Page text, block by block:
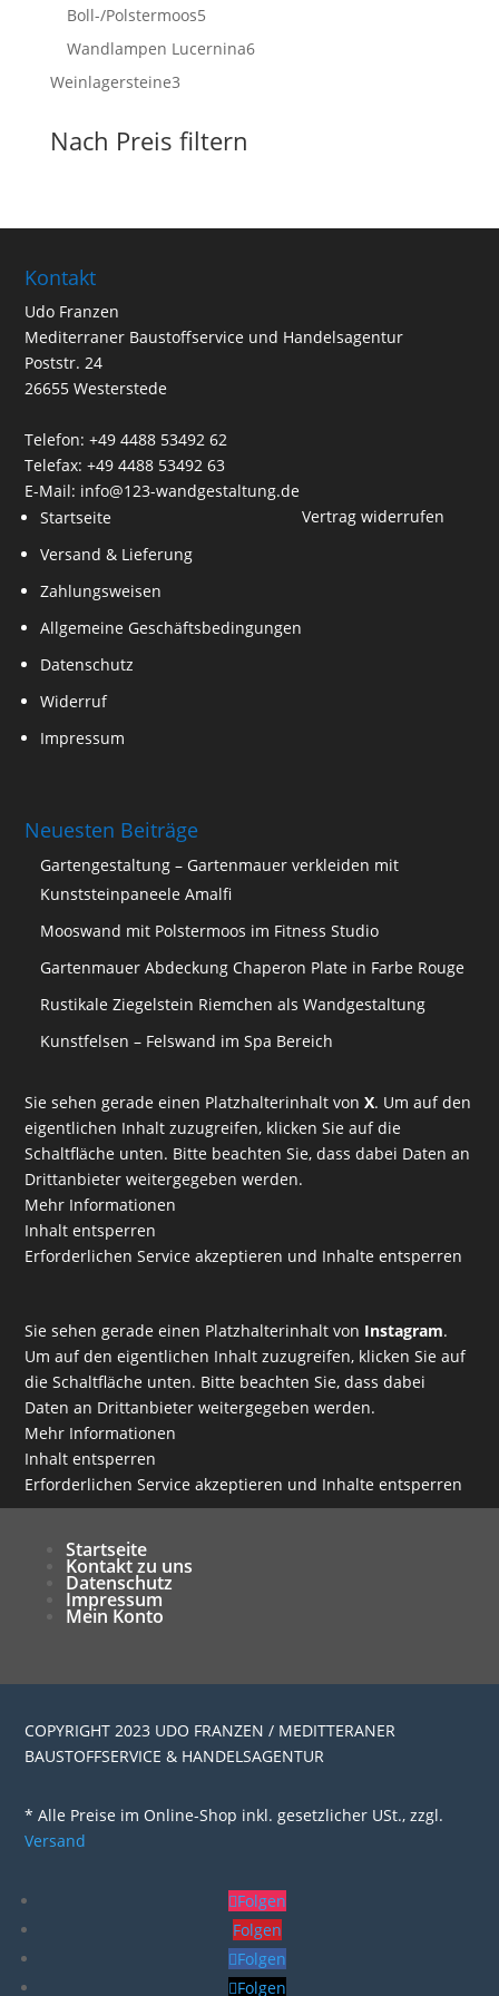
Produkte
Boll-/Polstermoos55
Produkte
Wandlampen Lucernina66
Weinlagersteine33
Nach Preis filtern
Kontakt
Udo Franzen
Mediterraner Baustoffservice und Handelsagentur
Poststr. 24
26655 Westerstede
Telefon: +49 4488 53492 62
Telefax: +49 4488 53492 63
E-Mail: info@123-wandgestaltung.de
Startseite
Versand & Lieferung
Zahlungsweisen
Allgemeine Geschäftsbedingungen
Datenschutz
Widerruf
Impressum
Vertrag widerrufen
Neuesten Beiträge
Gartengestaltung – Gartenmauer verkleiden mit
Kunststeinpaneele Amalfi
Mooswand mit Polstermoos im Fitness Studio
Gartenmauer Abdeckung Chaperon Plate in Farbe Rouge
Rustikale Ziegelstein Riemchen als Wandgestaltung
Kunstfelsen – Felswand im Spa Bereich
Sie sehen gerade einen Platzhalterinhalt vonX. Um auf den
eigentlichen Inhalt zuzugreifen, klicken Sie auf die
Schaltfläche unten. Bitte beachten Sie, dass dabei Daten an
Drittanbieter weitergegeben werden.
Mehr Informationen
Inhalt entsperren
Erforderlichen Service akzeptieren und Inhalte entsperren
Sie sehen gerade einen Platzhalterinhalt von Instagram.
Um auf den eigentlichen Inhalt zuzugreifen, klicken Sie auf
die Schaltfläche unten. Bitte beachten Sie, dass dabei
Daten an Drittanbieter weitergegeben werden.
Mehr Informationen
Inhalt entsperren
Erforderlichen Service akzeptieren und Inhalte entsperren
Startseite
Kontakt zu uns
Datenschutz
Impressum
Mein Konto
COPYRIGHT 2023 UDO FRANZEN / MEDITTERANER
BAUSTOFFSERVICE & HANDELSAGENTUR
* Alle Preise im Online-Shop inkl. gesetzlicher USt., zzgl.
Versand
Folgen
Folgen
Folgen
Folgen